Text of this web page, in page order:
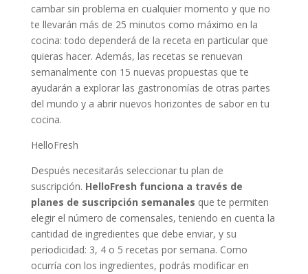
cambar sin problema en cualquier momento y que no
te llevarán más de 25 minutos como máximo en la
cocina: todo dependerá de la receta en particular que
quieras hacer. Además, las recetas se renuevan
semanalmente con 15 nuevas propuestas que te
ayudarán a explorar las gastronomías de otras partes
del mundo y a abrir nuevos horizontes de sabor en tu
cocina.
HelloFresh
Después necesitarás seleccionar tu plan de
suscripción. HelloFresh funciona a través de
planes de suscripción semanales que te permiten
elegir el número de comensales, teniendo en cuenta la
cantidad de ingredientes que debe enviar, y su
periodicidad: 3, 4 o 5 recetas por semana. Como
ocurría con los ingredientes, podrás modificar en